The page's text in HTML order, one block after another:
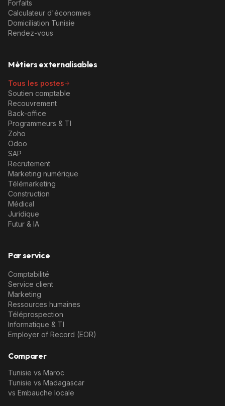
Forfaits
Calculateur d'économies
Domiciliation Tunisie
Rendez-vous
Métiers externalisables
Tous les postes
Soutien comptable
Recouvrement
Back-office
Programmeurs & TI
Zoho
Odoo
SAP
Recrutement
Marketing numérique
Télémarketing
Construction
Médical
Juridique
Futur & IA
Par service
Comptabilité
Service client
Marketing
Ressources humaines
Téléprospection
Informatique & TI
Employer of Record (EOR)
Comparer
Tunisie vs Maroc
Tunisie vs Madagascar
vs Embauche locale